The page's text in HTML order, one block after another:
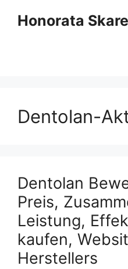
InhaltHonorata
Dentolan-
Dentolan
Preis,
Leistung,
kaufen,
Herstellers